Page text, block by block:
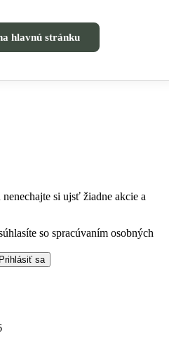
hlavnú stránku
si ujsť žiadne akcie a
so spracúvaním osobných
Prihlásiť sa